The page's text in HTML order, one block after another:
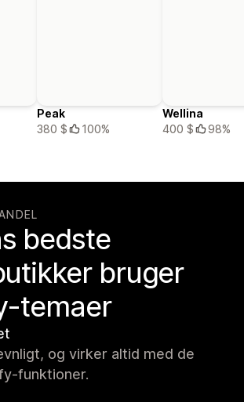
Peak
380 $
100%
Wellina
400 $
98%
bedste
bruger
temaer
og virker altid med de
funktioner.